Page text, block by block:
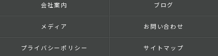
会社案内 ブログ
メディア お問い合わせ
プライバシーポリシー サイトマップ